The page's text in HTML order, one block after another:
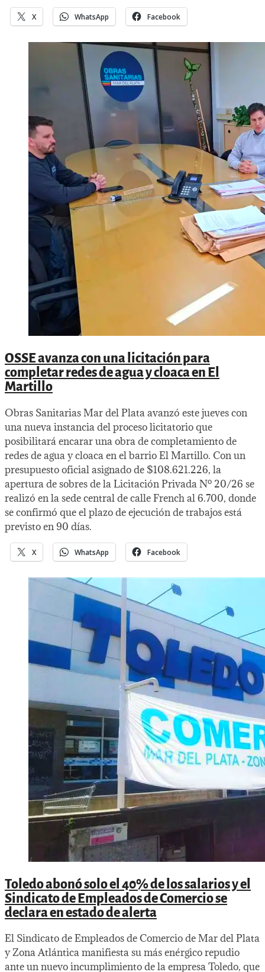
X WhatsApp Facebook
OSSE avanza con una licitación para
completar redes de agua y cloaca en El
Martillo
Obras Sanitarias Mar del Plata avanzó este jueves con
una nueva instancia del proceso licitatorio que
posibilitará encarar una obra de completamiento de
redes de agua y cloaca en el barrio El Martillo. Con un
presupuesto oficial asignado de $108.621.226, la
apertura de sobres de la Licitación Privada Nº 20/26 se
realizó en la sede central de calle French al 6.700, donde
se confirmó que el plazo de ejecución de trabajos está
previsto en 90 días.
X WhatsApp Facebook
Toledo abonó solo el 40% de los salarios y el
Sindicato de Empleados de Comercio se
declara en estado de alerta
El Sindicato de Empleados de Comercio de Mar del Plata
y Zona Atlántica manifiesta su más enérgico repudio
ante un nuevo incumplimiento de la empresa Toledo, que